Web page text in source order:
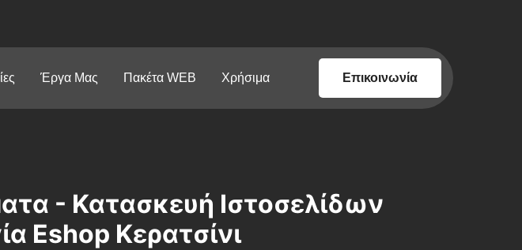
Έργα Μας Πακέτα WEB Χρήσιμα Επικοινωνία
- Κατασκευή Ιστοσελίδων
Eshop Κερατσίνι